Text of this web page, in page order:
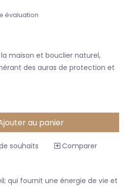
évaluation
maison et bouclier naturel,
des auras de protection et
au panier
souhaits Comparer
qui fournit une énergie de vie et